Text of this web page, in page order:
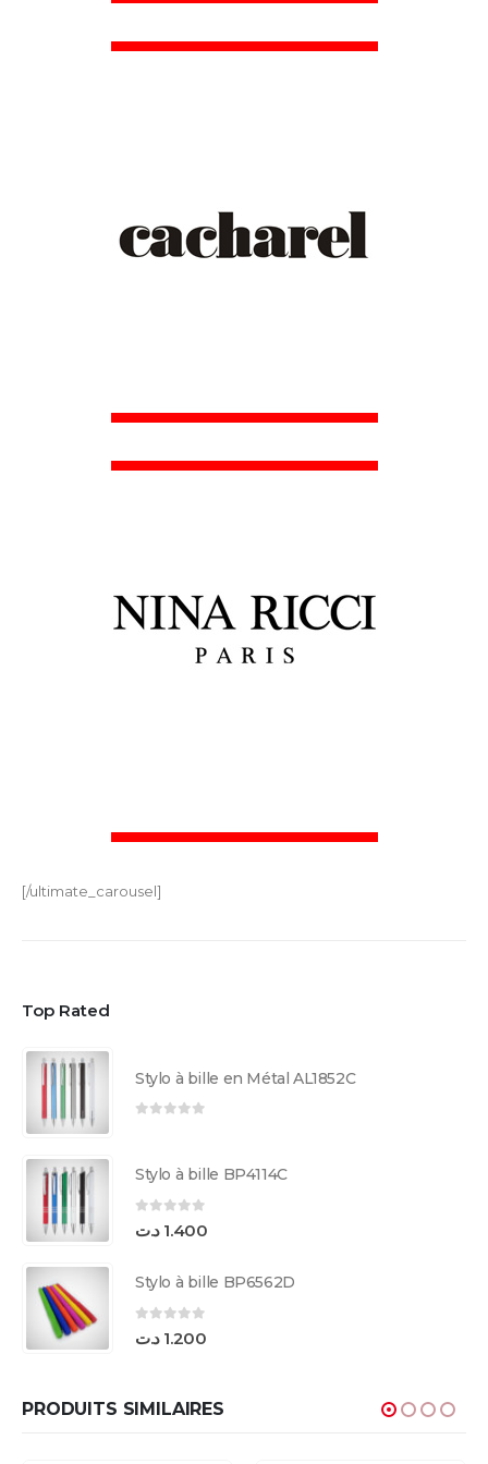
[/ultimate_carousel]
Top Rated
Stylo à bille en Métal AL1852C
Stylo à bille BP4114C
sur 51.400 د.ت
Stylo à bille BP6562D
1.200 د.ت
PRODUITS SIMILAIRES